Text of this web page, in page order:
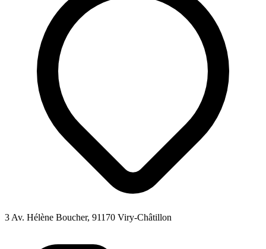
3 Av. Hélène Boucher, 91170 Viry-Châtillon